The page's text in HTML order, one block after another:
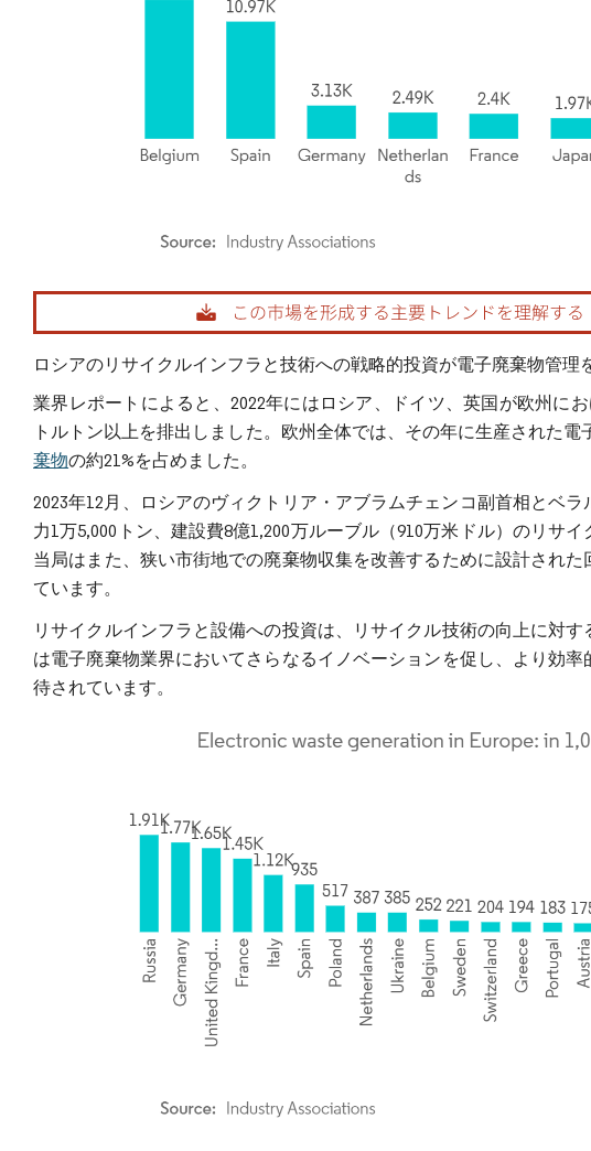
画像 © Mordor Intelligence。再利用にはCC BY 4.0の表示が必要です。
ロシアのリサイクルインフラと技術への戦略的投資が電子廃棄物管理
業界レポートによると、2022年にはロシア、ドイツ、英国が欧州に
トルトン以上を排出しました。欧州全体では、その年に生産された電
棄物の約21%を占めました。
2023年12月、ロシアのヴィクトリア・アブラムチェンコ副首相とベ
力1万5,000トン、建設費8億1,200万ルーブル（910万米ドル）のリサ
当局はまた、狭い市街地での廃棄物収集を改善するために設計され
ています。
リサイクルインフラと設備への投資は、リサイクル技術の向上に対
は電子廃棄物業界においてさらなるイノベーションを促し、より効
待されています。